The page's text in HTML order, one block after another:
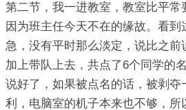
第二节，我一进教室，教室比平常
因为班主任今天不在的缘故。看
急，没有平时那么淡定，说比之前
加上带队上去，共点了6个同学的
说好了，如果被点名的话，被剥夺
利，电脑室的机子本来也不够，所